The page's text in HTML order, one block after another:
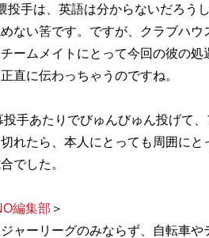
手は、英語は分からないだろう
ない筈です。ですが、クラブハ
ームメイトにとって今回の彼の処
直に伝わっちゃうのですね。
手あたりでびゅんびゅん投げて
れたら、本人にとっても周囲に
でした。
編集部 ＞
ャーリーグのみならず、自転車